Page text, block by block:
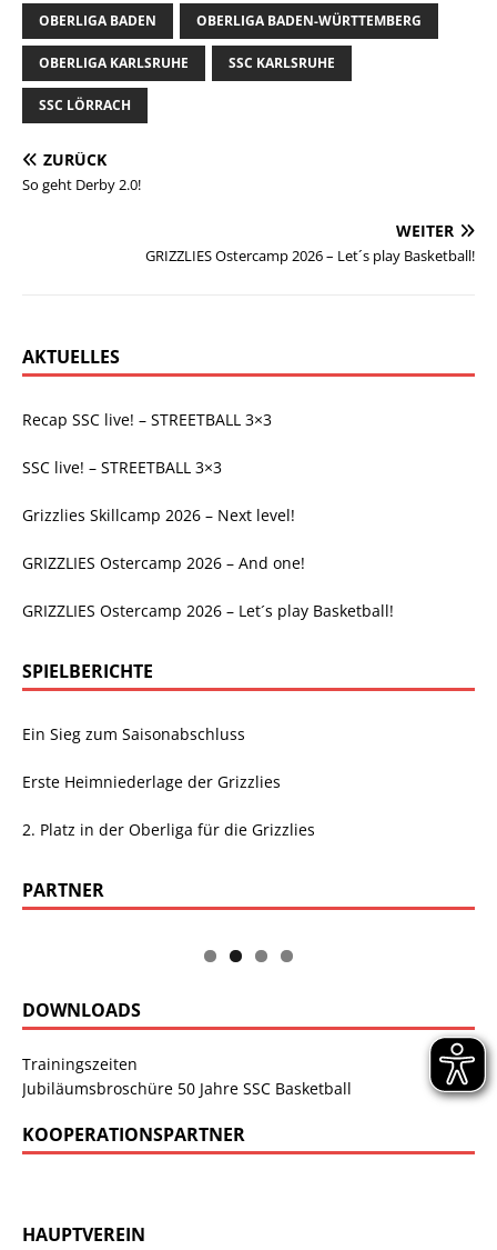
OBERLIGA BADEN OBERLIGA BADEN-WÜRTTEMBERG
OBERLIGA KARLSRUHE SSC KARLSRUHE
SSC LÖRRACH
ZURÜCK
So geht Derby 2.0!
WEITER
GRIZZLIES Ostercamp 2026 – Let´s play Basketball!
AKTUELLES
Recap SSC live! – STREETBALL 3×3
SSC live! – STREETBALL 3×3
Grizzlies Skillcamp 2026 – Next level!
GRIZZLIES Ostercamp 2026 – And one!
GRIZZLIES Ostercamp 2026 – Let´s play Basketball!
SPIELBERICHTE
Ein Sieg zum Saisonabschluss
Erste Heimniederlage der Grizzlies
2. Platz in der Oberliga für die Grizzlies
PARTNER
DOWNLOADS
Trainingszeiten
Jubiläumsbroschüre 50 Jahre SSC Basketball
KOOPERATIONSPARTNER
HAUPTVEREIN